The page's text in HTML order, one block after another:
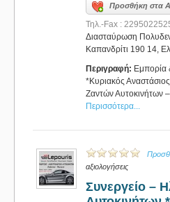
Προσθήκη στα
Τηλ.-Fax :
Διασταύρωση
Καπανδρίτι 190 14,
Περιγραφή: Εμπορία
*Κυριακός
Ζαντών
Περισσότερα...
αξιολογήσεις
Συνεργείο –